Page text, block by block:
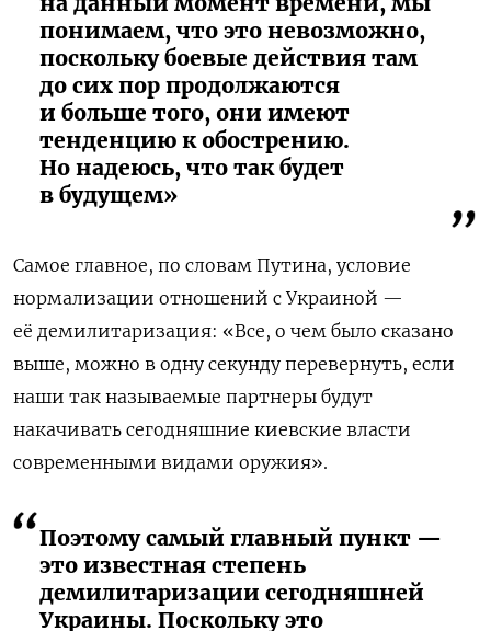
понимаем, что это невозможно,
поскольку боевые действия там
до сих пор продолжаются
и больше того, они имеют
тенденцию к обострению.
Но надеюсь, что так будет
в будущем»
Самое главное, по словам Путина, условие
нормализации отношений с Украиной —
её демилитаризация: «Все, о чем было сказано
выше, можно в одну секунду перевернуть, если
наши так называемые партнеры будут
накачивать сегодняшние киевские власти
современными видами оружия».
Поэтому самый главный пункт —
это известная степень
демилитаризации сегодняшней
Украины. Поскольку это